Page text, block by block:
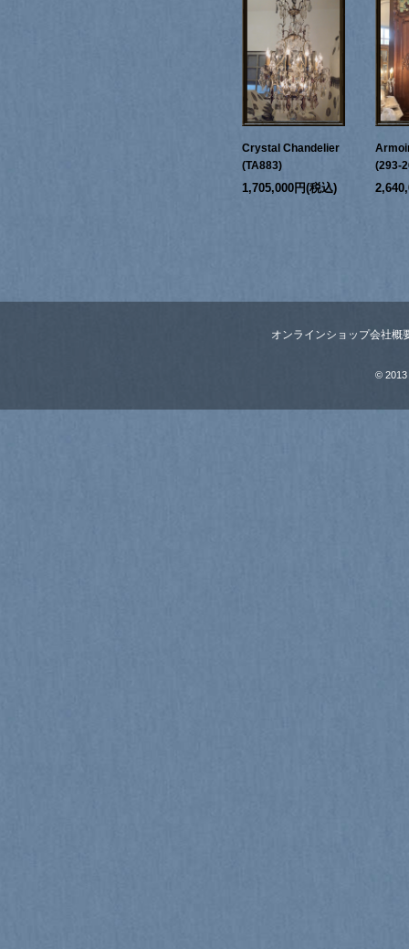
Crystal Chandelier
(TA883)
1,705,000円(税込)
(293-
オンラインショップ会社概
© 2013